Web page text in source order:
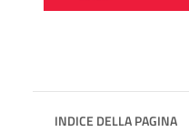
INDICE DELLA PAGINA